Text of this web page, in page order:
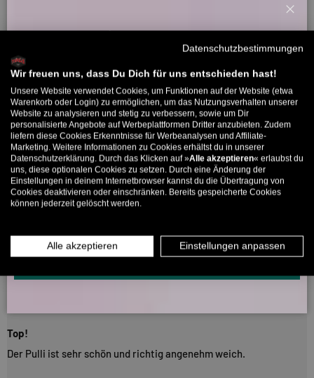
insgesamt passt er mir in S (ich bin 164cm) sehr gut, leider sind
Ärmel zu kurz sind, sehr schade, der Rest passt perfekt :)
11/01/2026
Male Beatz
Verfügbare größen
Ich finde diese Pullover echt sehr schön, vorallem den in
grau/rosa, leider gibt es für mich als typ (184cm, 86kg schwer)
überhaupt keine option das er mir passen könnte, finde das echt
22/12/2025
Top!
Der Pulli ist sehr schön und richtig angenehm weich.
Willkommensbonus
Willkommens-Rabattcode direkt per Mail zugeschickt.
Bis zu 11% Rabatt auf deine erste Bestellung. Aufgepasst: Du
kannst nur 1x wählen! 🤫
5% ab €80 9% ab €100 11% ab €150 🔥
E-Mail
MÄNNER
INFOS ÜBER WHATSAPP? KEIN PROBLEM!
KLICK HIER UND SCHICKE UNS DIE VORGESCHRIEBENE NACHRICHT,
Datenschutzbestimmungen
Wir freuen uns, dass Du Dich für uns entschieden hast!
Unsere Website verwendet Cookies, um Funktionen auf der Website (etwa
Warenkorb oder Login) zu ermöglichen, um das Nutzungsverhalten unserer
Website zu analysieren und stetig zu verbessern, sowie um Dir
personalisierte Angebote auf Werbeplattformen Dritter anzubieten. Zudem
liefern diese Cookies Erkenntnisse für Werbeanalysen und Affiliate-
Marketing. Weitere Informationen zu Cookies erhältst du in unserer
Datenschutzerklärung. Durch das Klicken auf »Alle akzeptieren« erlaubst du
uns, diese optionalen Cookies zu setzen. Durch eine Änderung der
Einstellungen in deinem Internetbrowser kannst du die Übertragung von
Cookies deaktivieren oder einschränken. Bereits gespeicherte Cookies
können jederzeit gelöscht werden.
Alle akzeptieren Einstellungen anpassen